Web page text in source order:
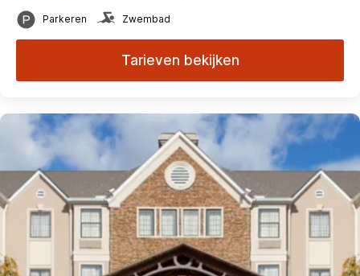
Parkeren Zwembad
Tarieven bekijken